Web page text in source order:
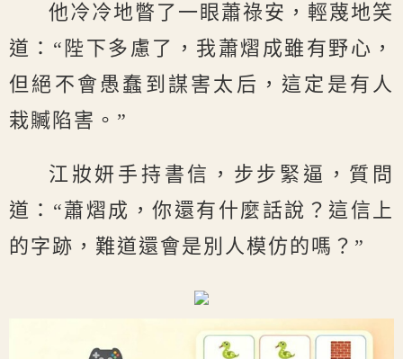
他冷冷地瞥了一眼蕭祿安，輕蔑地笑
道：“陛下多慮了，我蕭熠成雖有野心，
但絕不會愚蠢到謀害太后，這定是有人
栽贓陷害。”
江妝妍手持書信，步步緊逼，質問
道：“蕭熠成，你還有什麼話說？這信上
的字跡，難道還會是別人模仿的嗎？”